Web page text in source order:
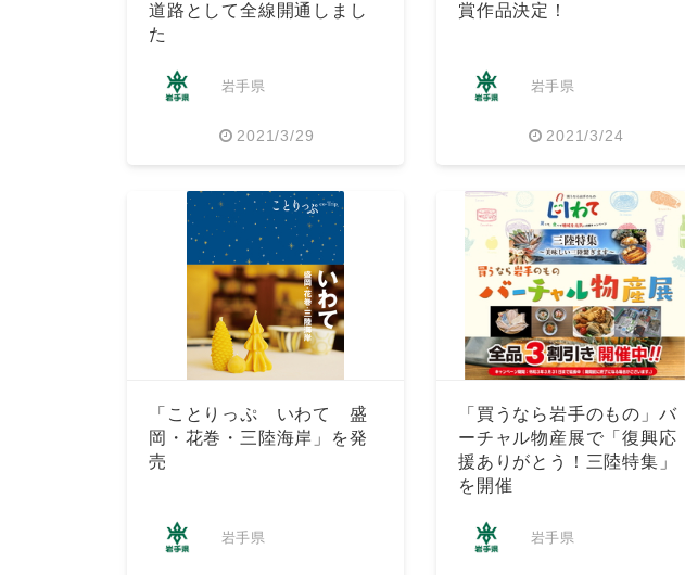
道路として全線開通しまし
た
岩手県
2021/3/29
賞作品決定！
岩手県
2021/3/24
「ことりっぷ いわて 盛
岡・花巻・三陸海岸」を発
売
岩手県
「買うなら岩手のもの」バ
ーチャル物産展で「復興応
援ありがとう！三陸特集」
を開催
岩手県